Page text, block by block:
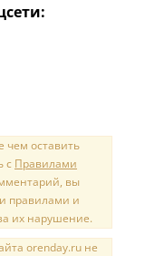
чем оставить
с Правилами
вы
правилами и
их нарушение.
orenday.ru не